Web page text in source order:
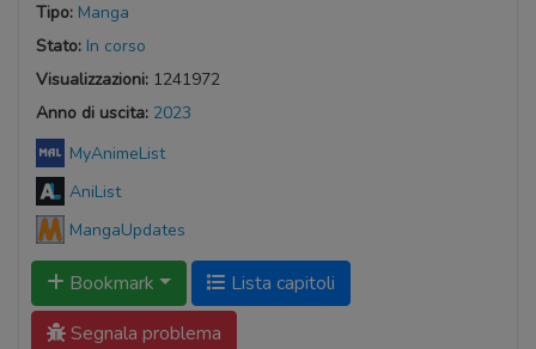
Tipo: Manga
Stato: In corso
Visualizzazioni: 1241972
Anno di uscita: 2023
MyAnimeList
AniList
MangaUpdates
Bookmark
Lista capitoli
Segnala problema